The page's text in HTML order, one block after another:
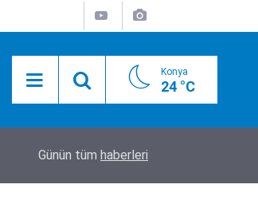
Konya
24 °C
Üsküdar Belediye Başkanvekili CHP’li Sibel
Günün tüm haberleri